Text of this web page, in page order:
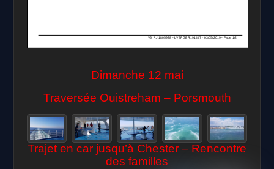
Dimanche 12 mai
Traversée Ouistreham – Porsmouth
Trajet en car jusqu’à Chester – Rencontre
des familles